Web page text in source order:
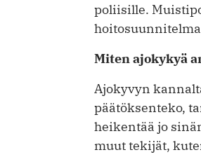
poliisille.
Miten ajokykyä
Ajokyvyn
päätöksenteko,
heikentää jo
muut tekijät,